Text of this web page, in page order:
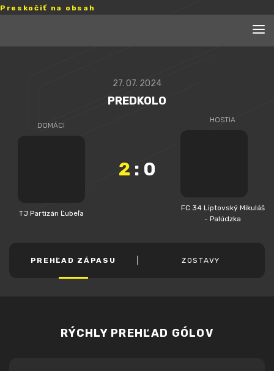
Preskočiť na obsah
27. 07. 2024
PREDKOLO
DOMÁCI
TJ Partizán Ľubeľa
2 : 0
HOSTIA
FC 34 Liptovský Mikuláš
- Palúdzka
PREHĽAD ZÁPASU ZOSTAVY
RÝCHLY PREHĽAD GÓLOV